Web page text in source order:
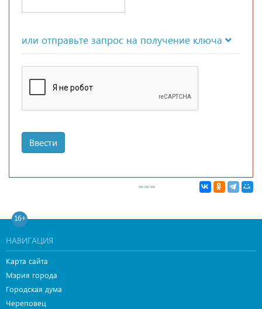
или отправьте запрос на получение ключа
Ввести
16+
НАВИГАЦИЯ
Карта сайта
Мэрия города
Городская дума
Череповец